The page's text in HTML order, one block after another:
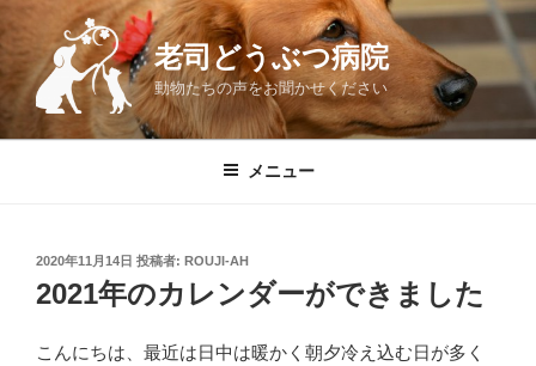
ン
テ
老司どうぶつ病院
動物たちの声をお聞かせください
メニュー
投
稿
日:
2020年11月14日 投稿者: ROUJI-AH
2021年のカレンダーができました
こんにちは、最近は日中は暖かく朝夕冷え込む日が多く